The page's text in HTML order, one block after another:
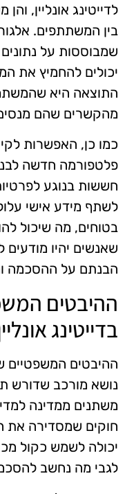
לדייטינג אונליין,
בין המשתתפים.
שמבוססות על
יכולים להחמיץ את
התוצאה היא
מהקשרים שהם
כמו כן, האפשרות
פלטפורמה חדשה
חששות בנוגע
לשתף מידע אישי
בטוחים, מה שיכול
שאנשים יהיו
הבנתם על ההסכמה
ההיבטים
בדייטינג
ההיבטים המשפטיים
נושא מורכב שדורש
משתנים ממדינה
חוקים שמסדירה את
יכולה לשמש כקול
לגבי מה נחשב